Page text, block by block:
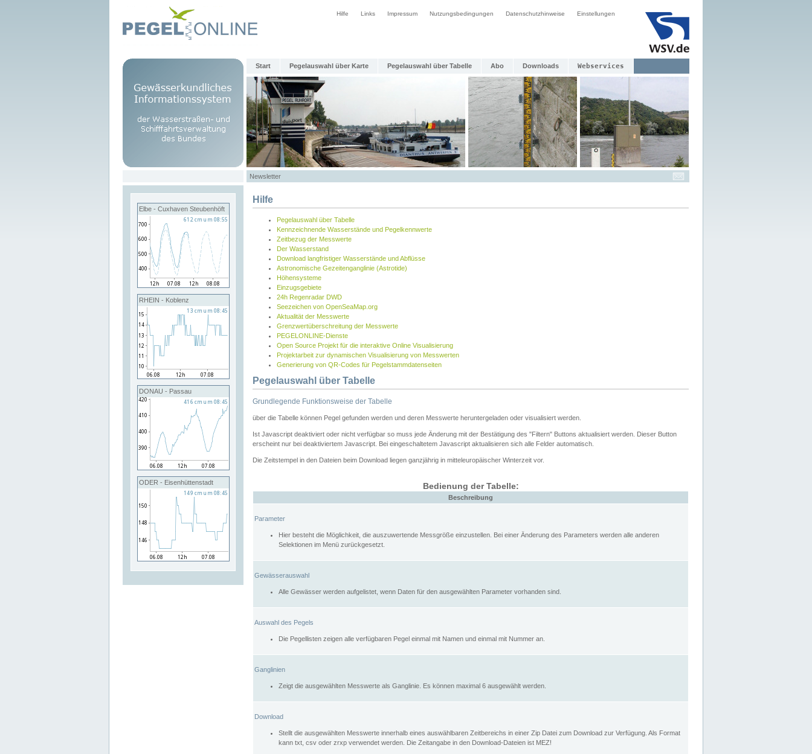
Hilfe Links Impressum Nutzungsbedingungen Datenschutzhinweise Einstellungen
Start Pegelauswahl über Karte Pegelauswahl über Tabelle Abo Downloads Webservices
Newsletter
Elbe - Cuxhaven Steubenhöft
RHEIN - Koblenz
DONAU - Passau
ODER - Eisenhüttenstadt
Hilfe
Pegelauswahl über Tabelle
Kennzeichnende Wasserstände und Pegelkennwerte
Zeitbezug der Messwerte
Der Wasserstand
Download langfristiger Wasserstände und Abflüsse
Astronomische Gezeitenganglinie (Astrotide)
Höhensysteme
Einzugsgebiete
24h Regenradar DWD
Seezeichen von OpenSeaMap.org
Aktualität der Messwerte
Grenzwertüberschreitung der Messwerte
PEGELONLINE-Dienste
Open Source Projekt für die interaktive Online Visualisierung
Projektarbeit zur dynamischen Visualisierung von Messwerten
Generierung von QR-Codes für Pegelstammdatenseiten
Pegelauswahl über Tabelle
Grundlegende Funktionsweise der Tabelle
über die Tabelle können Pegel gefunden werden und deren Messwerte heruntergeladen oder visualisiert werden.
Ist Javascript deaktiviert oder nicht verfügbar so muss jede Änderung mit der Bestätigung des "Filtern" Buttons aktualisiert werden. Dieser Button
erscheint nur bei deaktiviertem Javascript. Bei eingeschaltetem Javascript aktualisieren sich alle Felder automatisch.
Die Zeitstempel in den Dateien beim Download liegen ganzjährig in mitteleuropäischer Winterzeit vor.
Bedienung der Tabelle:
Beschreibung
Parameter
Hier besteht die Möglichkeit, die auszuwertende Messgröße einzustellen. Bei einer Änderung des Parameters werden alle anderen
Selektionen im Menü zurückgesetzt.
Gewässerauswahl
Alle Gewässer werden aufgelistet, wenn Daten für den ausgewählten Parameter vorhanden sind.
Auswahl des Pegels
Die Pegellisten zeigen alle verfügbaren Pegel einmal mit Namen und einmal mit Nummer an.
Ganglinien
Zeigt die ausgewählten Messwerte als Ganglinie. Es können maximal 6 ausgewählt werden.
Download
Stellt die ausgewählten Messwerte innerhalb eines auswählbaren Zeitbereichs in einer Zip Datei zum Download zur Verfügung. Als Format
kann txt, csv oder zrxp verwendet werden. Die Zeitangabe in den Download-Dateien ist MEZ!